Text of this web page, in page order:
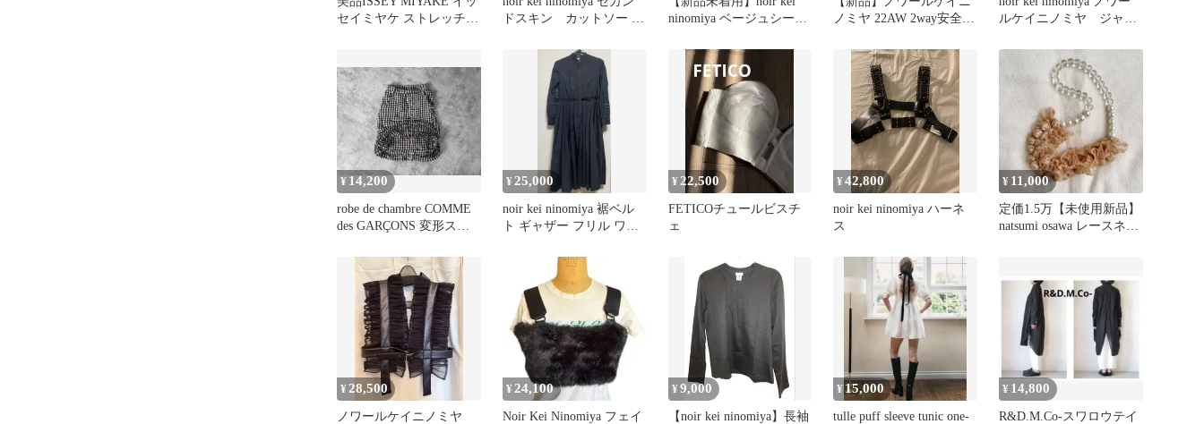
セイミヤケ ストレッチ
ドスキン カットソー 長
ninomiya ベージュシース
ノミヤ 22AW 2way安全ピ
ルケイニノミヤ ジャン
¥ 14,200
robe de chambre COMME
des GARÇONS 変形スカ
¥ 25,000
noir kei ninomiya 裾ベル
ト ギャザー フリル ワン
¥ 22,500
FETICOチュールビスチ
ェ
¥42,800
noir kei ninomiya ハーネ
ス
¥ 11,000
定価1.5万【未使用新品】
natsumi osawa レースネッ
¥ 28,500
ノワールケイニノミヤ
¥ 24,100
Noir Kei Ninomiya フェイ
¥9,000
【noir kei ninomiya】長袖
¥15,000
tulle puff sleeve tunic one-
¥ 14,800
R&D.M.Co-スワロウテイ